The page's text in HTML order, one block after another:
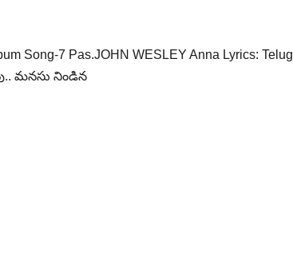
7 Pas.JOHN WESLEY Anna Lyrics:
మనసు నిండిన